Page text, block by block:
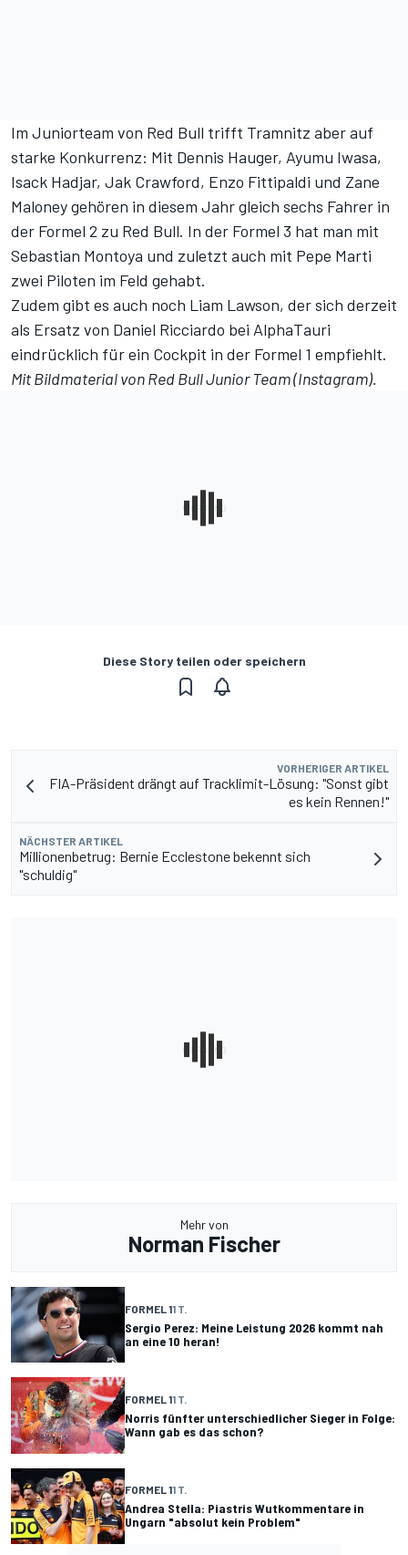
Im Juniorteam von Red Bull trifft Tramnitz aber auf
starke Konkurrenz: Mit Dennis Hauger, Ayumu Iwasa,
Isack Hadjar, Jak Crawford, Enzo Fittipaldi und Zane
Maloney gehören in diesem Jahr gleich sechs Fahrer in
der Formel 2 zu Red Bull. In der Formel 3 hat man mit
Sebastian Montoya und zuletzt auch mit Pepe Marti
zwei Piloten im Feld gehabt.
Zudem gibt es auch noch Liam Lawson, der sich derzeit
als Ersatz von Daniel Ricciardo bei AlphaTauri
eindrücklich für ein Cockpit in der Formel 1 empfiehlt.
Mit Bildmaterial von Red Bull Junior Team (Instagram).
Diese Story teilen oder speichern
VORHERIGER ARTIKEL
FIA-Präsident drängt auf Tracklimit-Lösung: "Sonst gibt
es kein Rennen!"
NÄCHSTER ARTIKEL
Millionenbetrug: Bernie Ecclestone bekennt sich
"schuldig"
Mehr von
Norman Fischer
FORMEL 11 T.
Sergio Perez: Meine Leistung 2026 kommt nah
an eine 10 heran!
FORMEL 11 T.
Norris fünfter unterschiedlicher Sieger in Folge:
Wann gab es das schon?
FORMEL 11 T.
Andrea Stella: Piastris Wutkommentare in
Ungarn "absolut kein Problem"